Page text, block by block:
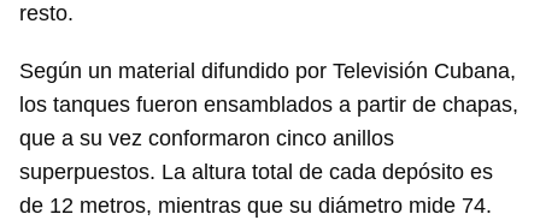
resto.
Según un material difundido por Televisión Cubana,
los tanques fueron ensamblados a partir de chapas,
que a su vez conformaron cinco anillos
superpuestos. La altura total de cada depósito es
de 12 metros, mientras que su diámetro mide 74.